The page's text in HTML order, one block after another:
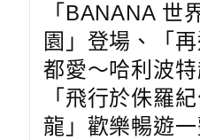
「BANANA 世
園」登場、「
都愛～哈利波
「飛行於侏羅
龍」歡樂暢遊